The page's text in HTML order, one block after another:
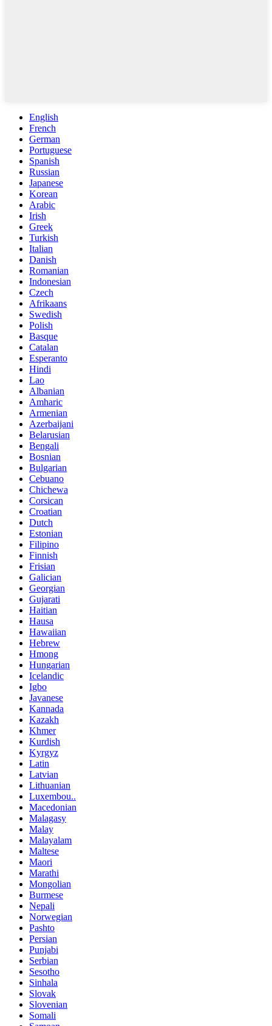
English
French
German
Portuguese
Spanish
Russian
Japanese
Korean
Arabic
Irish
Greek
Turkish
Italian
Danish
Romanian
Indonesian
Czech
Afrikaans
Swedish
Polish
Basque
Catalan
Esperanto
Hindi
Lao
Albanian
Amharic
Armenian
Azerbaijani
Belarusian
Bengali
Bosnian
Bulgarian
Cebuano
Chichewa
Corsican
Croatian
Dutch
Estonian
Filipino
Finnish
Frisian
Galician
Georgian
Gujarati
Haitian
Hausa
Hawaiian
Hebrew
Hmong
Hungarian
Icelandic
Igbo
Javanese
Kannada
Kazakh
Khmer
Kurdish
Kyrgyz
Latin
Latvian
Lithuanian
Luxembou..
Macedonian
Malagasy
Malay
Malayalam
Maltese
Maori
Marathi
Mongolian
Burmese
Nepali
Norwegian
Pashto
Persian
Punjabi
Serbian
Sesotho
Sinhala
Slovak
Slovenian
Somali